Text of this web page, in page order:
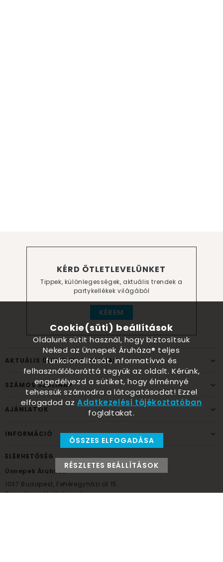
KÉRD ÖTLETLEVELÜNKET
Tippek, különlegességek, aktuális trendek a
partykellékek világából
KÉREM
AKTUÁLIS ÜNNEPEK, ALKALMAK
SZÁMOS SZÜLINAP
AJÁNLATOK
INFORMÁCIÓ
ELÉRHETŐSÉG
Ünnepek Áruháza
1037 Budapest, Fehéregyházi út 15.
Személyes átvételi pont
Cookie(süti) beállítások
Oldalunk sütit használ, hogy biztosítsuk
Neked az Ünnepek Áruháza® teljes
funkcionalitását, informatívvá és
felhasználóbaráttá tegyük az oldalt. Kérünk,
engedélyezd a sütiket, hogy élménnyé
tehessük számodra a látogatásodat! Ezzel
elfogadod azAdatkezelési tájékoztatóban
foglaltakat.
ÖSSZES ELFOGADÁSA
RÉSZLETES BEÁLLÍTÁSOK